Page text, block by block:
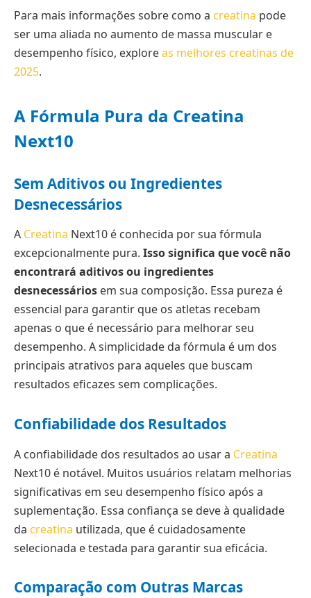
Para mais informações sobre como a creatina pode
ser uma aliada no aumento de massa muscular e
desempenho físico, exploreas melhores creatinas de
2025.
A Fórmula Pura da Creatina
Next10
Sem Aditivos ou Ingredientes
Desnecessários
A Creatina Next10 é conhecida por sua fórmula
excepcionalmente pura. Isso significa que você não
encontrará aditivos ou ingredientes
desnecessários em sua composição. Essa pureza é
essencial para garantir que os atletas recebam
apenas o que é necessário para melhorar seu
desempenho. A simplicidade da fórmula é um dos
principais atrativos para aqueles que buscam
resultados eficazes sem complicações.
Confiabilidade dos Resultados
A confiabilidade dos resultados ao usar a Creatina
Next10 é notável. Muitos usuários relatam melhorias
significativas em seu desempenho físico após a
suplementação. Essa confiança se deve à qualidade
da creatina utilizada, que é cuidadosamente
selecionada e testada para garantir sua eficácia.
Comparação com Outras Marcas